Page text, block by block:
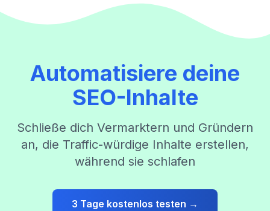
Automatisiere deine
SEO-Inhalte
Schließe dich Vermarktern und Gründern
an, die Traffic-würdige Inhalte erstellen,
während sie schlafen
3 Tage kostenlos testen →